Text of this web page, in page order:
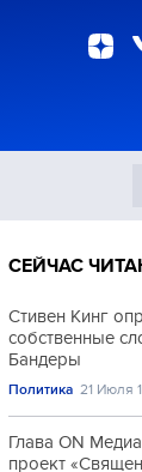
СЕЙЧАС
Стивен Кинг
собственные
Бандеры
Политика 21 Июля
Глава ON
проект